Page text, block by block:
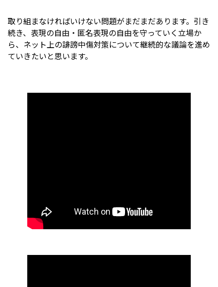
取り組まなければいけない問題がまだまだあります。引き
続き、表現の自由・匿名表現の自由を守っていく立場か
ら、ネット上の誹謗中傷対策について継続的な議論を進め
ていきたいと思います。